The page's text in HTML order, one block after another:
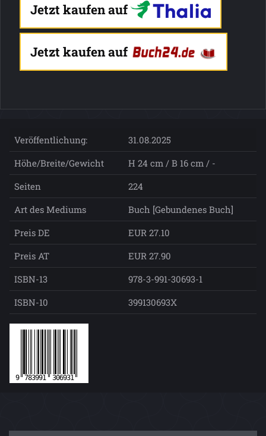
Jetzt kaufen auf
Jetzt kaufen auf
Veröffentlichung:
31.08.2025
Höhe/Breite/Gewicht
H 24 cm / B 16 cm / -
Seiten
224
Art des Mediums
Buch [Gebundenes Buch]
Preis DE
EUR 27.10
Preis AT
EUR 27.90
ISBN-13
978-3-991-30693-1
ISBN-10
399130693X